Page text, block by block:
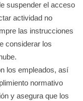
suspender el acceso
actividad no
las instrucciones
considerar los
los empleados, así
normativo
y asegura que los